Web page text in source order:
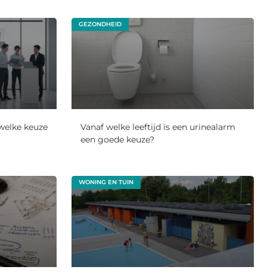
keuze
GEZONDHEID
Vanaf welke leeftijd is een urinealarm
een goede keuze?
WONING EN TUIN